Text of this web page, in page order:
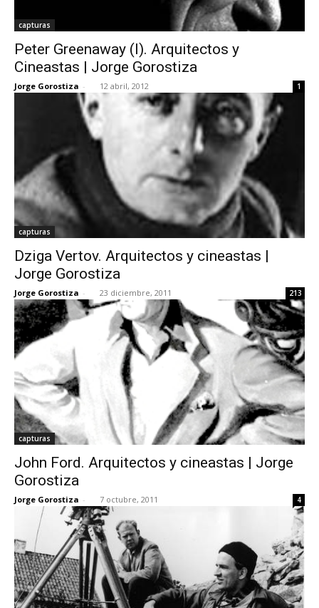
capturas
Peter Greenaway (I). Arquitectos y
Cineastas | Jorge Gorostiza
Jorge Gorostiza - 12 abril, 2012 1
capturas
Dziga Vertov. Arquitectos y cineastas |
Jorge Gorostiza
Jorge Gorostiza - 23 diciembre, 2011 213
capturas
John Ford. Arquitectos y cineastas | Jorge
Gorostiza
Jorge Gorostiza - 7 octubre, 2011 4